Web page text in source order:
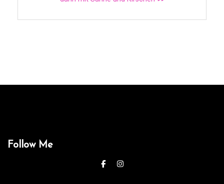
Follow Me